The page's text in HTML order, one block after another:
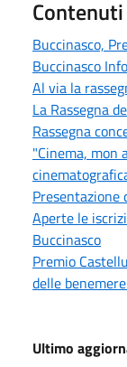
Buccinasco,
Buccinasco
Al via la
La Rassegna
Rassegna
"Cinema, mon
Presentazione
Aperte le
Buccinasco
Premio
delle
Ultimo